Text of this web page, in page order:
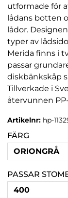
utformade för
lådans botten
lådor.
typer av
Merida finns i
passar
diskbänkskåp
Tillverkade i
återvunnen
Artikelnr: hp-
FÄRG
ORIONGRÅ
PASSAR
400